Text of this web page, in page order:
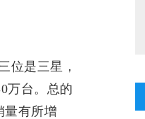
位是三星，
万台。总的
量有所增